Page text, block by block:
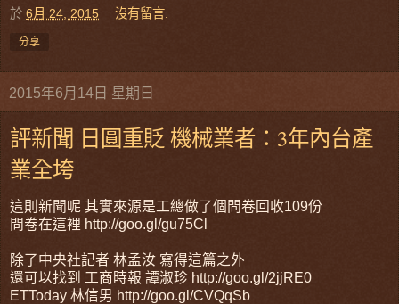
於 6月 24, 2015 沒有留言:
分享
2015年6月14日 星期日
評新聞 日圓重貶 機械業者：3年內台產
業全垮
這則新聞呢 其實來源是工總做了個問卷回收109份
問卷在這裡 http://goo.gl/gu75Cl
除了中央社記者 林孟汝 寫得這篇之外
還可以找到 工商時報 譚淑珍 http://goo.gl/2jjRE0
ETToday 林信男 http://goo.gl/CVQqSb